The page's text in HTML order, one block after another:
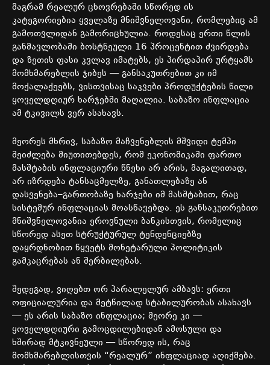
მაგრამ რეალურ ცხოვრებაში სწორედ ის
კატეგორიებია ყველაზე მნიშვნელოვანი, რომლებიც ამ
გამოთვლიდან გამორიცხულია. როდესაც ერთი წლის
განმავლობაში ბოსტნეული 16 პროცენტით ძვირდება
და ზეთის ფასი კვლავ იმატებს, ეს პირდაპირ ურტყამს
მომხმარებლის ჯიბეს —განსაკუთრებით კი იმ
მოქალაქეებს, ვისთვისაც საკვები პროდუქტების წილი
ყოველდღიურ ხარჯებში მაღალია. საბაზო ინფლაცია
ამ ტკივილს ვერ ასახავს.
მეორეს მხრივ, საბაზო მაჩვენებლის მშვიდი ტემპი
შეიძლება მიუთითებდეს, რომ ეკონომიკაში ფართო
მასშტაბის ინფლაციური წნეხი არ არის, მაგალითად,
არ იზრდება ტანსაცმელზე, განათლებაზე ან
დასვენება–გართობაზე ხარჯები იმ მასშტაბით, რაც
სისტემურ ინფლაციას მოასწავებდა. ეს განსაკუთრებით
მნიშვნელოვანია ეროვნული ბანკისთვის, რომელიც
სწორედ ასეთ სტრუქტურულ ტენდენციებზე
დაყრდნობით წყვეტს მონეტარული პოლიტიკის
გამკაცრებას ან შერბილებას.
შედეგად, ვიღებთ ორ პარალელურ ამბავს: ერთი
ოფიციალურია და მეტწილად სტაბილურობას ასახავს
—ეს არის საბაზო ინფლაცია; მეორე კი —
ყოველდღიური გამოცდილებიდან ამოსული და
ხშირად მტკივნეული —სწორედ ის, რაც
მომხმარებლისთვის “რეალურ” ინფლაციად აღიქმება.